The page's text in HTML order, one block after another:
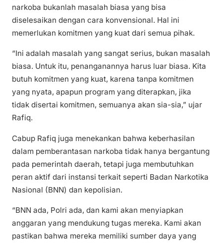
narkoba bukanlah masalah biasa yang bisa
diselesaikan dengan cara konvensional. Hal ini
memerlukan komitmen yang kuat dari semua pihak.
“Ini adalah masalah yang sangat serius, bukan masalah
biasa. Untuk itu, penanganannya harus luar biasa. Kita
butuh komitmen yang kuat, karena tanpa komitmen
yang nyata, apapun program yang diterapkan, jika
tidak disertai komitmen, semuanya akan sia-sia,” ujar
Rafiq.
Cabup Rafiq juga menekankan bahwa keberhasilan
dalam pemberantasan narkoba tidak hanya bergantung
pada pemerintah daerah, tetapi juga membutuhkan
peran aktif dari instansi terkait seperti Badan Narkotika
Nasional (BNN) dan kepolisian.
“BNN ada, Polri ada, dan kami akan menyiapkan
anggaran yang mendukung tugas mereka. Kami akan
pastikan bahwa mereka memiliki sumber daya yang